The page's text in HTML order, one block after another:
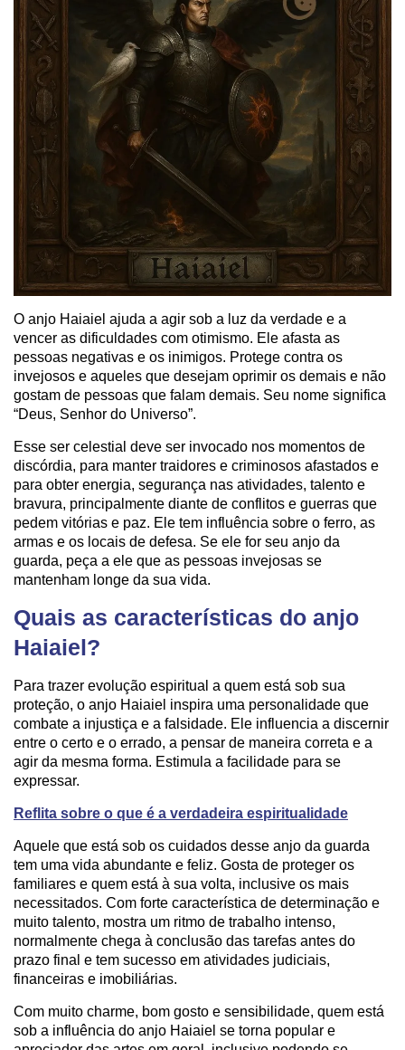
O anjo Haiaiel ajuda a agir sob a luz da verdade e a
vencer as dificuldades com otimismo. Ele afasta as
pessoas negativas e os inimigos. Protege contra os
invejosos e aqueles que desejam oprimir os demais e não
gostam de pessoas que falam demais. Seu nome significa
“Deus, Senhor do Universo”.
Esse ser celestial deve ser invocado nos momentos de
discórdia, para manter traidores e criminosos afastados e
para obter energia, segurança nas atividades, talento e
bravura, principalmente diante de conflitos e guerras que
pedem vitórias e paz. Ele tem influência sobre o ferro, as
armas e os locais de defesa. Se ele for seu anjo da
guarda, peça a ele que as pessoas invejosas se
mantenham longe da sua vida.
Quais as características do anjo
Haiaiel?
Para trazer evolução espiritual a quem está sob sua
proteção, o anjo Haiaiel inspira uma personalidade que
combate a injustiça e a falsidade. Ele influencia a discernir
entre o certo e o errado, a pensar de maneira correta e a
agir da mesma forma. Estimula a facilidade para se
expressar.
Reflita sobre o que é a verdadeira espiritualidade
Aquele que está sob os cuidados desse anjo da guarda
tem uma vida abundante e feliz. Gosta de proteger os
familiares e quem está à sua volta, inclusive os mais
necessitados. Com forte característica de determinação e
muito talento, mostra um ritmo de trabalho intenso,
normalmente chega à conclusão das tarefas antes do
prazo final e tem sucesso em atividades judiciais,
financeiras e imobiliárias.
Com muito charme, bom gosto e sensibilidade, quem está
sob a influência do anjo Haiaiel se torna popular e